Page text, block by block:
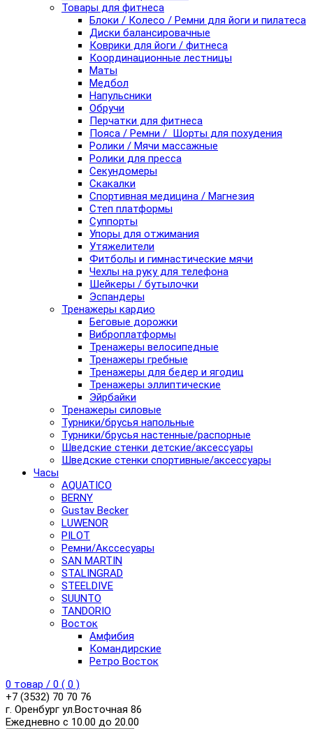
Товары для фитнеса
Блоки / Колесо / Ремни для йоги и пилатеса
Диски балансировачные
Коврики для йоги / фитнеса
Координационные лестницы
Маты
Медбол
Напульсники
Обручи
Перчатки для фитнеса
Пояса / Ремни / Шорты для похудения
Ролики / Мячи массажные
Ролики для пресса
Секундомеры
Скакалки
Спортивная медицина / Магнезия
Степ платформы
Суппорты
Упоры для отжимания
Утяжелители
Фитболы и гимнастические мячи
Чехлы на руку для телефона
Шейкеры / бутылочки
Эспандеры
Тренажеры кардио
Беговые дорожки
Виброплатформы
Тренажеры велосипедные
Тренажеры гребные
Тренажеры для бедер и ягодиц
Тренажеры эллиптические
Эйрбайки
Тренажеры силовые
Турники/брусья напольные
Турники/брусья настенные/распорные
Шведские стенки детские/аксессуары
Шведские стенки спортивные/аксессуары
Часы
AQUATICO
BERNY
Gustav Becker
LUWENOR
PILOT
Pемни/Акссесуары
SAN MARTIN
STALINGRAD
STEELDIVE
SUUNTO
TANDORIO
Восток
Амфибия
Командирские
Ретро Восток
0 товар / 0 ( 0 )
+7 (3532) 70 70 76
г. Оренбург ул.Восточная 86
Ежедневно с 10.00 до 20.00